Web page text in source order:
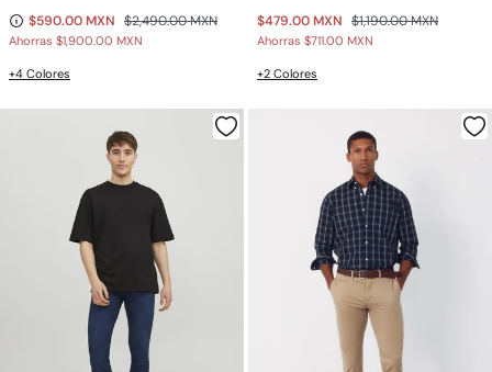
$590.00 MXN $2,490.00 MXN
Ahorras $1,900.00 MXN
+4 Colores
$479.00 MXN $1,190.00 MXN
Ahorras $711.00 MXN
+2 Colores